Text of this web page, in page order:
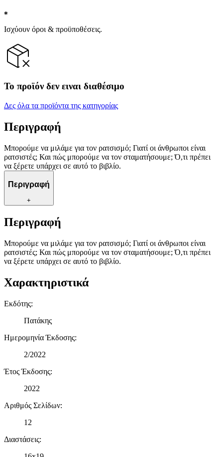
Ισχύουν όροι & προϋποθέσεις.
Το προϊόν δεν ειναι διαθέσιμο
Δες όλα τα προϊόντα της κατηγορίας
Περιγραφή
Μπορούμε να μιλάμε για τον ρατσισμό; Γιατί οι άνθρωποι είναι
ρατσιστές; Και πώς μπορούμε να τον σταματήσουμε; Ό,τι πρέπει
να ξέρετε υπάρχει σε αυτό το βιβλίο.
Περιγραφή
+
Περιγραφή
Μπορούμε να μιλάμε για τον ρατσισμό; Γιατί οι άνθρωποι είναι
ρατσιστές; Και πώς μπορούμε να τον σταματήσουμε; Ό,τι πρέπει
να ξέρετε υπάρχει σε αυτό το βιβλίο.
Χαρακτηριστικά
Εκδότης:
Πατάκης
Ημερομηνία Έκδοσης:
2/2022
Έτος Έκδοσης:
2022
Αριθμός Σελίδων:
12
Διαστάσεις: